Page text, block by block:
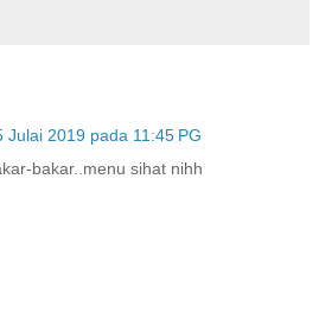
Julai 2019 pada 11:45 PG
bakar..menu sihat nihh